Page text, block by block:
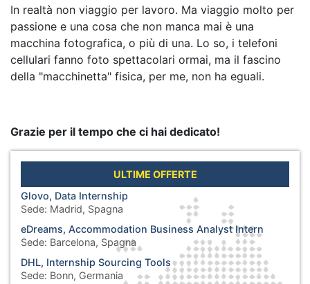
ULTIME OFFERTE
Glovo, Data Internship
Sede: Madrid, Spagna
eDreams, Accommodation Business Analyst Intern
Sede: Barcelona, Spagna
DHL, Internship Sourcing Tools
Sede: Bonn, Germania
In realtà non viaggio per lavoro. Ma viaggio molto per
passione e una cosa che non manca mai è una
macchina fotografica, o più di una. Lo so, i telefoni
cellulari fanno foto spettacolari ormai, ma il fascino
della "macchinetta" fisica, per me, non ha eguali.
Grazie per il tempo che ci hai dedicato!